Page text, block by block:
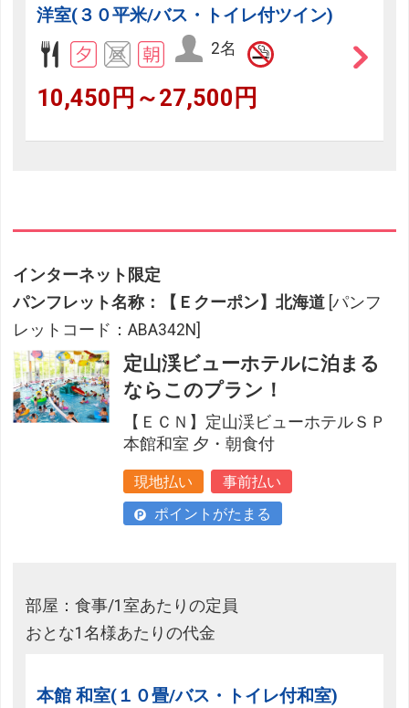
洋室(３０平米/バス・トイレ付ツイン)
2名
10,450円～27,500円
インターネット限定
パンフレット名称：【Ｅクーポン】北海道 [パンフ
レットコード：ABA342N]
定山渓ビューホテルに泊まる
ならこのプラン！
【ＥＣＮ】定山渓ビューホテルＳＰ
本館和室 夕・朝食付
現地払い
事前払い
ポイントがたまる
部屋：食事/1室あたりの定員
おとな1名様あたりの代金
本館 和室(１０畳/バス・トイレ付和室)